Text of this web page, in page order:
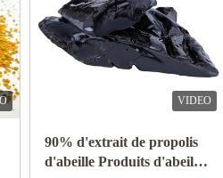
VIDEO
10-HDA 2% biologique,
fraîche gelée royale